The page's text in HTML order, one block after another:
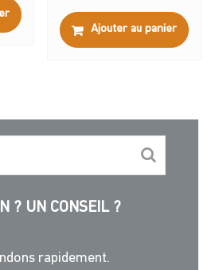
Ajouter au panier
? UN CONSEIL ?
rapidement.